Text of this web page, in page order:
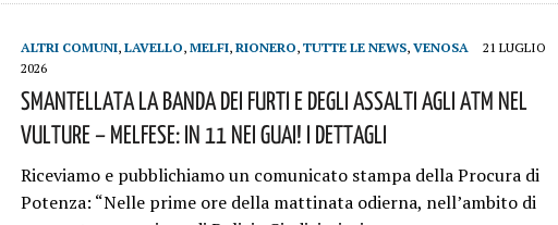
ALTRI COMUNI, LAVELLO, MELFI, RIONERO, TUTTE LE NEWS, VENOSA
21 LUGLIO
2026
Smantellata La Banda Dei Furti E Degli Assalti Agli ATM Nel
Vulture – Melfese: In 11 Nei Guai! I Dettagli
Riceviamo e pubblichiamo un comunicato stampa della Procura di
Potenza: “Nelle prime ore della mattinata odierna, nell’ambito di